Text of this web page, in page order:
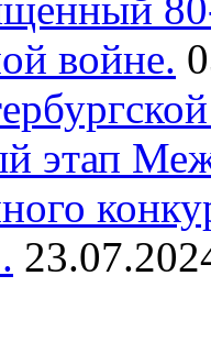
войне.
этап